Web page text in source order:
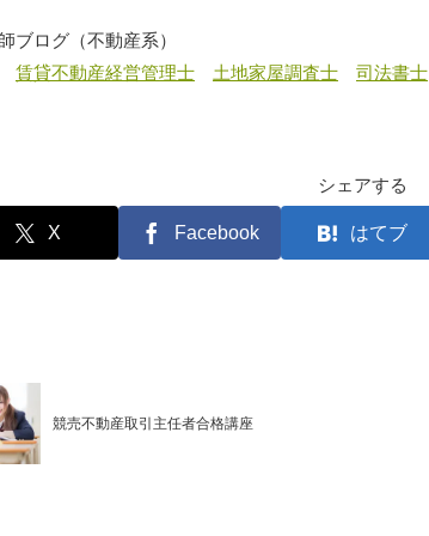
ブログ（不動産系）
賃貸不動産経営管理士 土地家屋調査士 司法書士
シェアする
X Facebook はてブ
競売不動産取引主任者合格講座